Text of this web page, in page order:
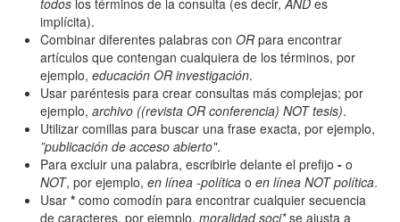
Fecha
De
Hasta
implícita).
Combinar diferentes palabras con OR para encontrar
artículos que contengan cualquiera de los términos, por
ejemplo, educación OR investigación.
Usar paréntesis para crear consultas más complejas; por
ejemplo, archivo ((revista OR conferencia) NOT tesis).
Utilizar comillas para buscar una frase exacta, por ejemplo,
”publicación de acceso abierto".
Para excluir una palabra, escribirle delante el prefijo - o
NOT, por ejemplo, en línea -política o en línea NOT política.
Usar * como comodín para encontrar cualquier secuencia
de caracteres, por ejemplo, moralidad soci*se ajusta a